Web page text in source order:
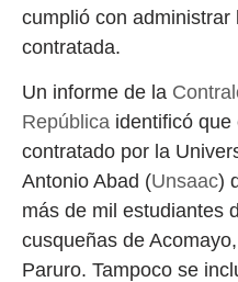
cumplió con
contratada.
Un informe de la
República identificó
contratado por la
Antonio Abad (Unsaac)
más de mil estudiantes
cusqueñas de
Paruro. Tampoco se